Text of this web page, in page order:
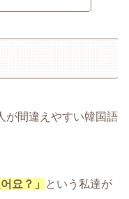
が間違えやすい韓国語
요？」
という私達が